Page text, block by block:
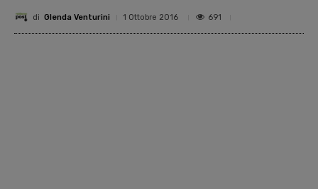
di Glenda Venturini 1 Ottobre 2016 691